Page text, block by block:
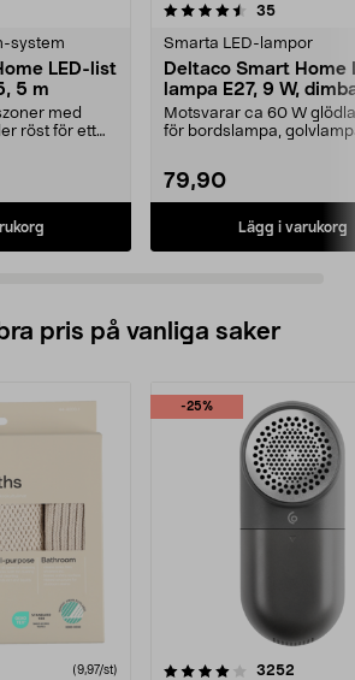
system
LED-list
5 m
med
röst för ett
35recensioner
Smarta LED-lampor
Deltaco Smart Home
lampa E27, 9 W,
Motsvarar ca 60 W
för bordslampa,
79,90
Lägg i varukorg
4.5 av 5 stjärnor
pris på vanliga saker
(9,97/st)
-25%
3252
4.5av 5 stjärnor